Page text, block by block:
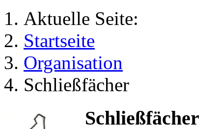
Aktuelle Seite:
Startseite
Organisation
Schließfächer
Schließfächer